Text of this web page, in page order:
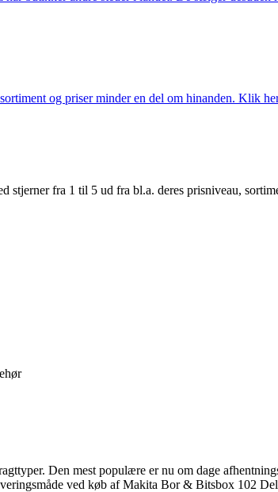
og priser minder en del om hinanden. Klik
stjerner fra 1 til 5 ud fra bl.a. deres prisniveau,
Den mest populære er nu om dage
ved køb af Makita Bor & Bitsbox 102